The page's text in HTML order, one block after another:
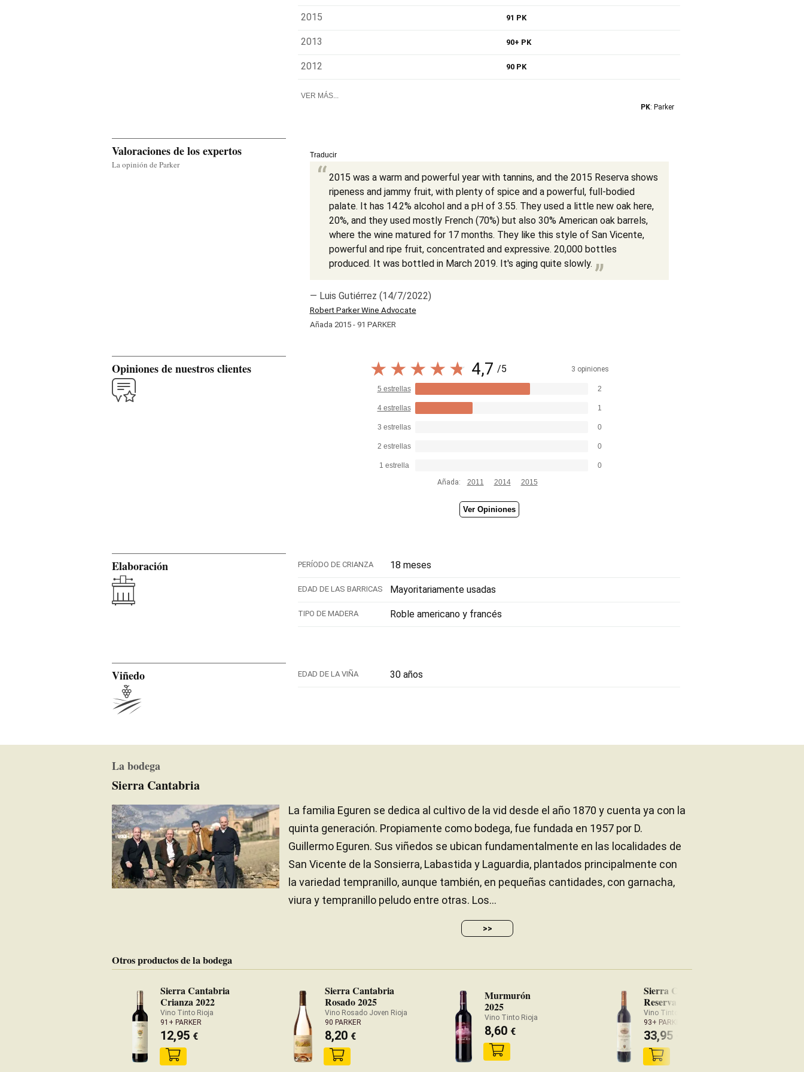
2015 91 PK
2013 90+ PK
2012 90 PK
VER MÁS...
PK: Parker
Valoraciones de los expertos
La opinión de Parker
Traducir
2015 was a warm and powerful year with tannins, and the 2015 Reserva shows
ripeness and jammy fruit, with plenty of spice and a powerful, full-bodied
palate. It has 14.2% alcohol and a pH of 3.55. They used a little new oak here,
20%, and they used mostly French (70%) but also 30% American oak barrels,
where the wine matured for 17 months. They like this style of San Vicente,
powerful and ripe fruit, concentrated and expressive. 20,000 bottles
produced. It was bottled in March 2019. It's aging quite slowly.
— Luis Gutiérrez (14/7/2022)
Robert Parker Wine Advocate
Añada 2015 - 91 PARKER
Opiniones de nuestros clientes 4,7 /5 3 opiniones
5 estrellas 2
4 estrellas 1
3 estrellas 0
2 estrellas 0
1 estrella
0
Añada:
2011 2014 2015
Ver Opiniones
Elaboración PERÍODO DE CRIANZA 18 meses
EDAD DE LAS BARRICAS Mayoritariamente usadas
TIPO DE MADERA Roble americano y francés
Viñedo EDAD DE LA VIÑA 30 años
La bodega
Sierra Cantabria
La familia Eguren se dedica al cultivo de la vid desde el año 1870 y cuenta ya con la
quinta generación. Propiamente como bodega, fue fundada en 1957 por D.
Guillermo Eguren. Sus viñedos se ubican fundamentalmente en las localidades de
San Vicente de la Sonsierra, Labastida y Laguardia, plantados principalmente con
la variedad tempranillo, aunque también, en pequeñas cantidades, con garnacha,
viura y tempranillo peludo entre otras. Los...
>>
Otros productos de la bodega
Sierra Cantabria
Crianza 2022
Vino Tinto Rioja
91+ PARKER
12,95 €
Sierra Cantabria
Rosado 2025
Vino Rosado Joven Rioja
90 PARKER
8,20 €
Murmurón
2025
Vino Tinto Rioja
8,60 €
Sierra Cantabria Gran
Reserva 2016
Vino Tinto Rioja
93+ PARKER
33,95